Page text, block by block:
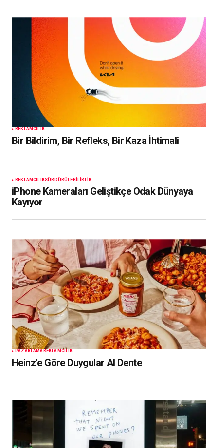
REKLAMCILIK
Bir Bildirim, Bir Refleks, Bir Kaza İhtimali
REKLAMCILIKSÜRDÜRÜLEBILIRLIK
iPhone Kameraları Geliştikçe Odak Dünyaya
Kayıyor
PAZARLAMA REKLAMCILIK
Heinz’e Göre Duygular Al Dente